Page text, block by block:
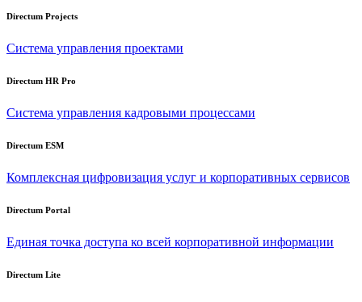
Directum Projects
Система управления проектами
Directum HR Pro
Система управления кадровыми процессами
Directum ESM
Комплексная цифровизация услуг и корпоративных сервисов
Directum Portal
Единая точка доступа ко всей корпоративной информации
Directum Lite